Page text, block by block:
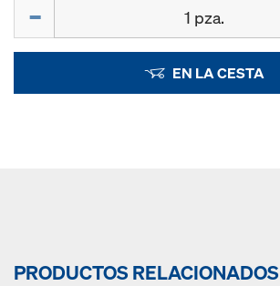
EN LA CESTA
PRODUCTOS RELACIONADOS